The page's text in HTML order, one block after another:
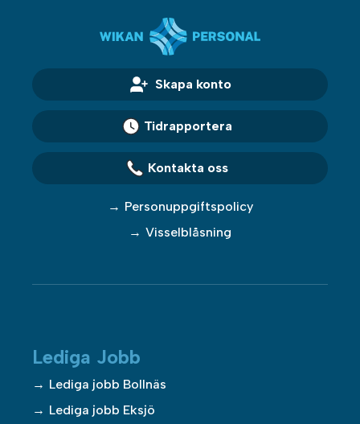
Skapa konto
Tidrapportera
Kontakta oss
Personuppgiftspolicy
Visselblåsning
Lediga Jobb
Lediga jobb Bollnäs
Lediga jobb Eksjö